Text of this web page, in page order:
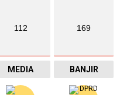
112
MEDIA
169
BANJIR